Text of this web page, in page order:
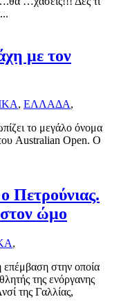
με τον
, ΕΛΛΑΔΑ,
το μεγάλο όνομα
Australian Open. Ο
Πετρούνιας.
ώμο
,
επέμβαση στην οποία
της ενόργανης
της Γαλλίας,